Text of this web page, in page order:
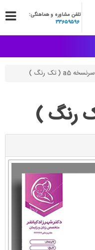
تلفن مشاوره و هماهنگی:
33659596
سرنسخه a5 ( تک رنگ )